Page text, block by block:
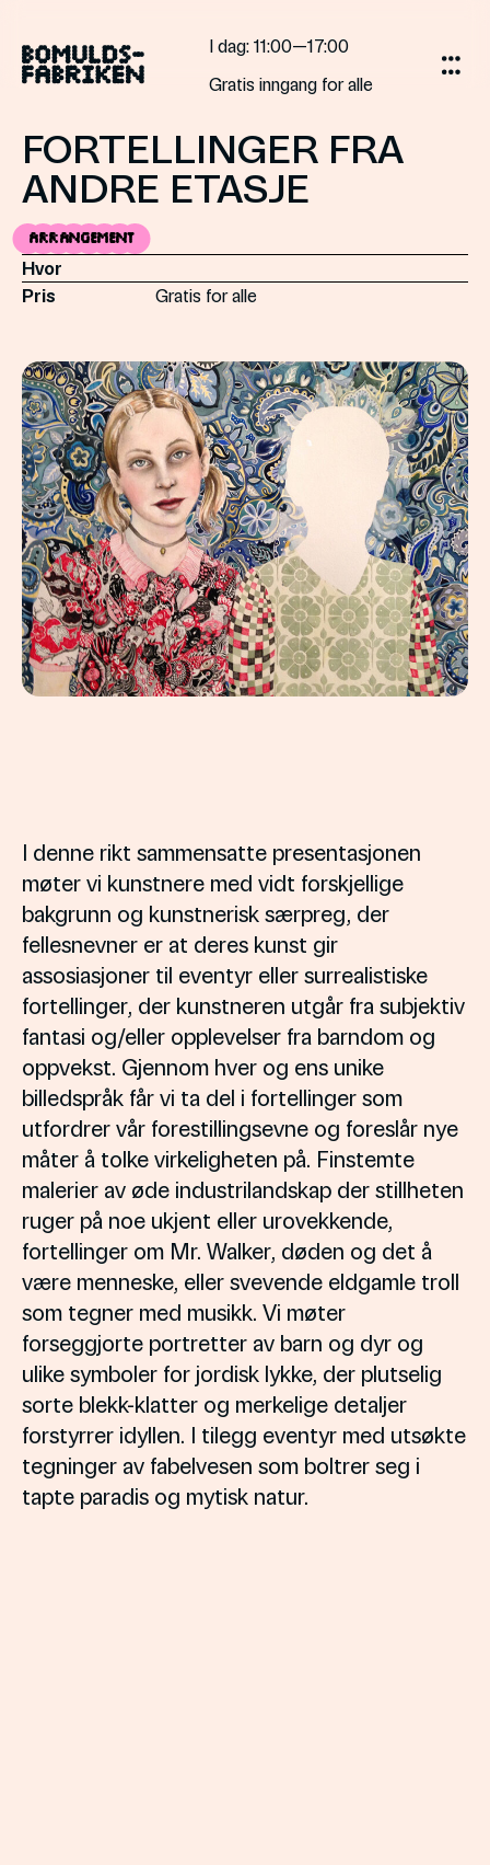
innholdet
I dag: 11:00—17:00
Gratis inngang for alle
FORTELLINGER FRA
ANDRE ETASJE
Arrangement
Hvor
Pris
Gratis for alle
I denne rikt sammensatte presentasjonen
møter vi kunstnere med vidt forskjellige
bakgrunn og kunstnerisk særpreg, der
fellesnevner er at deres kunst gir
assosiasjoner til eventyr eller surrealistiske
fortellinger, der kunstneren utgår fra subjektiv
fantasi og/eller opplevelser fra barndom og
oppvekst. Gjennom hver og ens unike
billedspråk får vi ta del i fortellinger som
utfordrer vår forestillingsevne og foreslår nye
måter å tolke virkeligheten på. Finstemte
malerier av øde industrilandskap der stillheten
ruger på noe ukjent eller urovekkende,
fortellinger om Mr. Walker, døden og det å
være menneske, eller svevende eldgamle troll
som tegner med musikk. Vi møter
forseggjorte portretter av barn og dyr og
ulike symboler for jordisk lykke, der plutselig
sorte blekk-klatter og merkelige detaljer
forstyrrer idyllen. I tilegg eventyr med utsøkte
tegninger av fabelvesen som boltrer seg i
tapte paradis og mytisk natur.